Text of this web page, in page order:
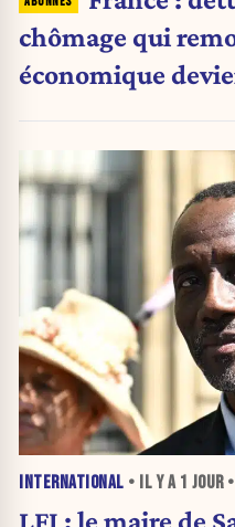
chômage qui
économique
INTERNATIONAL • IL Y A 1 JOUR•
LFI : le maire de